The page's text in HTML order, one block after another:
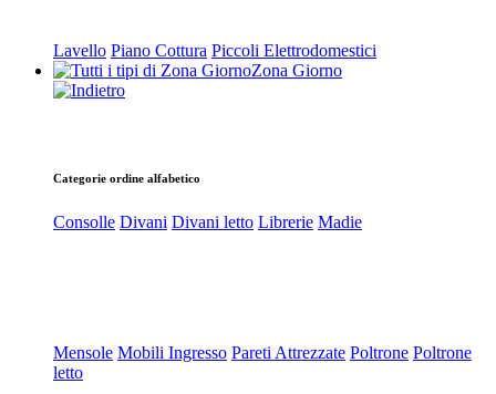
Lavello Piano Cottura Piccoli Elettrodomestici
Zona Giorno
Categorie ordine alfabetico
Consolle Divani Divani letto Librerie Madie
Mensole Mobili Ingresso Pareti Attrezzate Poltrone Poltrone
letto